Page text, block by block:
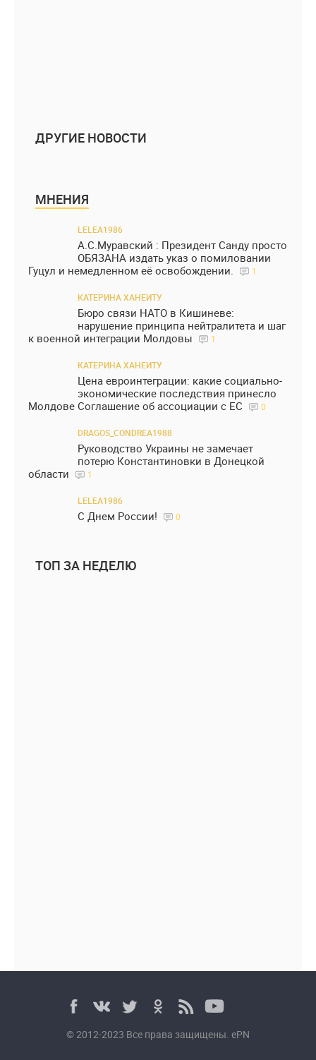
ДРУГИЕ НОВОСТИ
МНЕНИЯ
LELEA1986
А.С.Муравский : Президент Санду просто
ОБЯЗАНА издать указ о помиловании
Гуцул и немедленном её освобождении.
1
КАТЕРИНА ХАНЕИТУ
Бюро связи НАТО в Кишиневе:
нарушение принципа нейтралитета и шаг
к военной интеграции Молдовы
1
КАТЕРИНА ХАНЕИТУ
Цена евроинтеграции: какие социально-
экономические последствия принесло
Молдове Соглашение об ассоциации с ЕС
0
DRAGOS_CONDREA1988
Руководство Украины не замечает
потерю Константиновки в Донецкой
области
1
LELEA1986
С Днем России! 0
ТОП ЗА НЕДЕЛЮ
© 2012-2023 Все права защищены. ePN